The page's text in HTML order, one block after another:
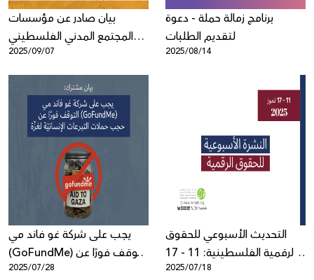
بيان صادر عن مؤسسات
المجتمع المدني الفلسطيني
في الداخل حول العقوبات
الأميركية بحق مؤسسات
فلسطينية حقوقية رائدة
2025/09/07
برنامج زمالة حملة - دعوة
لتقديم الطلبات
2025/08/14
يجب على شركة غو فاند مي
(GoFundMe) التوقف فورًا عن
حجب حملات التبرعات الإنسانيّة
2025/07/28
التحديث الأسبوعي للحقوق
الرقمية الفلسطينية: 11 - 17
تموز
2025/07/18